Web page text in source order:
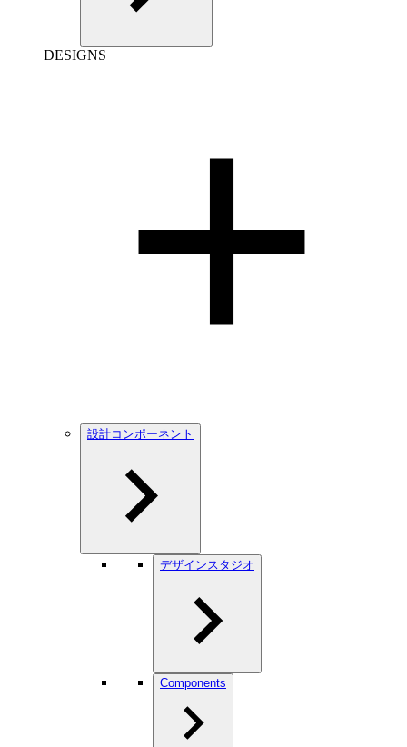
DESIGNS
設計コンポーネント
デザインスタジオ
Components